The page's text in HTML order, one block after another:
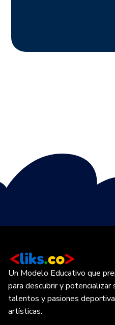
Un Modelo Educativo que
para descubrir y
talentos y pasiones
artísticas.